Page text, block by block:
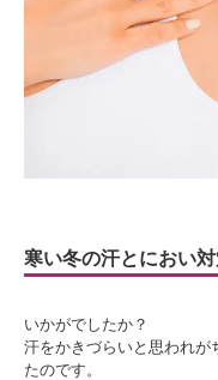
寒い冬の汗とにおい
いかがでしたか？
汗をかきづらいと思われが
たのです。